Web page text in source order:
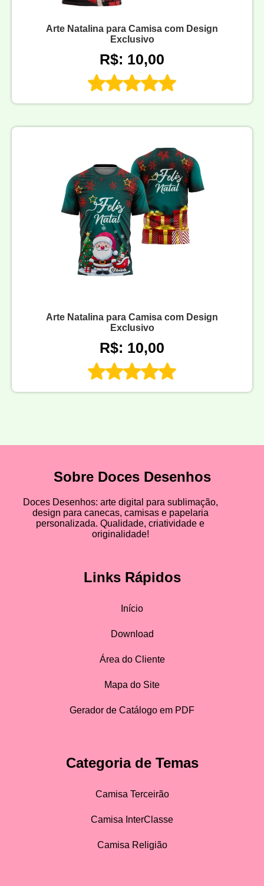
Arte Natalina para Camisa com Design
Exclusivo
R$: 10,00
Arte Natalina para Camisa com Design
Exclusivo
R$: 10,00
Sobre Doces Desenhos
Doces Desenhos: arte digital para sublimação,
design para canecas, camisas e papelaria
personalizada. Qualidade, criatividade e
originalidade!
Links Rápidos
Início
Download
Área do Cliente
Mapa do Site
Gerador de Catálogo em PDF
Categoria de Temas
Camisa Terceirão
Camisa InterClasse
Camisa Religião